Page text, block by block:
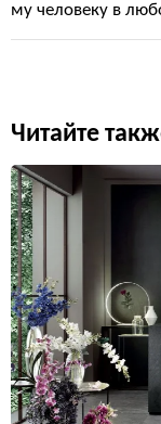
му человеку в
Читайте